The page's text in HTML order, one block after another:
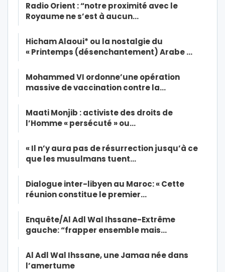
Radio Orient : “notre proximité avec le
Royaume ne s’est à aucun…
Hicham Alaoui* ou la nostalgie du
« Printemps (désenchantement) Arabe …
Mohammed VI ordonne’une opération
massive de vaccination contre la…
Maati Monjib : activiste des droits de
l’Homme « persécuté » ou…
« Il n’y aura pas de résurrection jusqu’à ce
que les musulmans tuent…
Dialogue inter-libyen au Maroc: « Cette
réunion constitue le premier…
Enquête/Al Adl Wal Ihssane-Extrême
gauche: “frapper ensemble mais…
Al Adl Wal Ihssane, une Jamaa née dans
l’amertume